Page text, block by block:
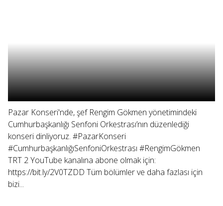
Pazar Konseri'nde, şef Rengim Gökmen yönetimindeki
Cumhurbaşkanlığı Senfoni Orkestrası’nın düzenlediği
konseri dinliyoruz. #PazarKonseri
#CumhurbaşkanlığıSenfoniOrkestrası #RengimGökmen
TRT 2 YouTube kanalına abone olmak için:
https://bit.ly/2V0TZDD Tüm bölümler ve daha fazlası için
bizi...